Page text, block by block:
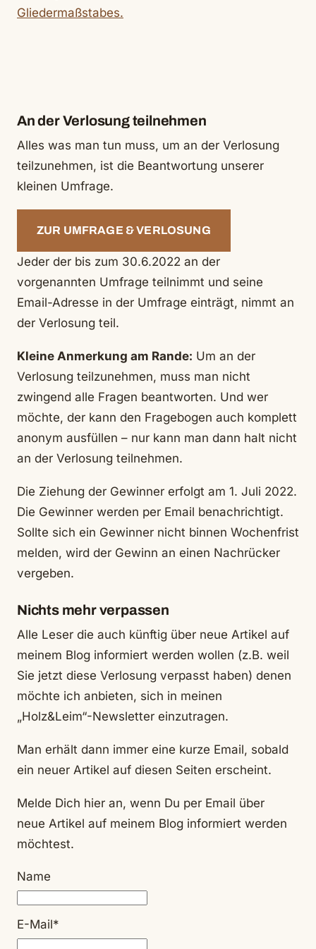
Gliedermaßstabes.
An der Verlosung teilnehmen
Alles was man tun muss, um an der Verlosung
teilzunehmen, ist die Beantwortung unserer
kleinen Umfrage.
ZUR UMFRAGE & VERLOSUNG
Jeder der bis zum 30.6.2022 an der
vorgenannten Umfrage teilnimmt und seine
Email-Adresse in der Umfrage einträgt, nimmt an
der Verlosung teil.
Kleine Anmerkung am Rande: Um an der
Verlosung teilzunehmen, muss man nicht
zwingend alle Fragen beantworten. Und wer
möchte, der kann den Fragebogen auch komplett
anonym ausfüllen – nur kann man dann halt nicht
an der Verlosung teilnehmen.
Die Ziehung der Gewinner erfolgt am 1. Juli 2022.
Die Gewinner werden per Email benachrichtigt.
Sollte sich ein Gewinner nicht binnen Wochenfrist
melden, wird der Gewinn an einen Nachrücker
vergeben.
Nichts mehr verpassen
Alle Leser die auch künftig über neue Artikel auf
meinem Blog informiert werden wollen (z.B. weil
Sie jetzt diese Verlosung verpasst haben) denen
möchte ich anbieten, sich in meinen
„Holz&Leim“-Newsletter einzutragen.
Man erhält dann immer eine kurze Email, sobald
ein neuer Artikel auf diesen Seiten erscheint.
Melde Dich hier an, wenn Du per Email über
neue Artikel auf meinem Blog informiert werden
möchtest.
Name
E-Mail*